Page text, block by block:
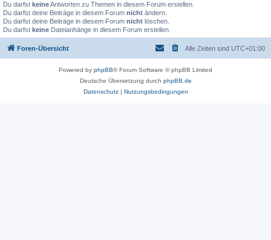
Du darfst keineAntworten zu Themen in diesem Forum erstellen.
Du darfst deine Beiträge in diesem Forum nicht ändern.
Du darfst deine Beiträge in diesem Forum nicht löschen.
Du darfst keine Dateianhänge in diesem Forum erstellen.
Foren-Übersicht Alle Zeiten sind UTC+01:00
Powered by phpBB® Forum Software © phpBB Limited
Deutsche Übersetzung durch phpBB.de
Datenschutz| Nutzungsbedingungen